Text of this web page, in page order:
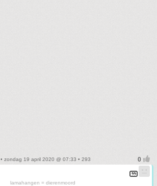
• zondag 19 april 2020 @ 07:33 • 293
lamahangen = dierenmoord